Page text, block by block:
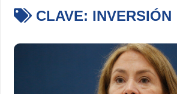
CLAVE: INVERSIÓN